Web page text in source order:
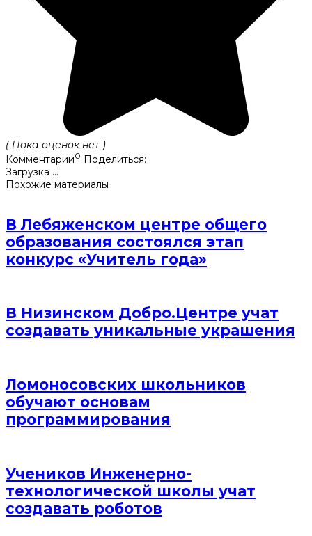
( Пока оценок нет )
Комментарии0 Поделиться:
Загрузка ...
Похожие материалы
В Лебяженском центре общего
образования состоялся этап
конкурс «Учитель года»
В Низинском Добро.Центре учат
создавать уникальные украшения
Ломоносовских школьников
обучают основам
программирования
Учеников Инженерно-
технологической школы учат
создавать роботов